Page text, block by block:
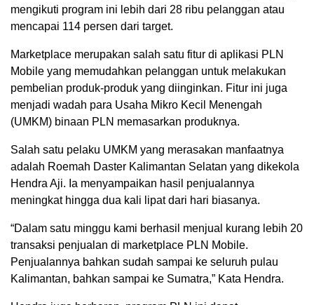
mengikuti program ini lebih dari 28 ribu pelanggan atau
mencapai 114 persen dari target.
Marketplace merupakan salah satu fitur di aplikasi PLN
Mobile yang memudahkan pelanggan untuk melakukan
pembelian produk-produk yang diinginkan. Fitur ini juga
menjadi wadah para Usaha Mikro Kecil Menengah
(UMKM) binaan PLN memasarkan produknya.
Salah satu pelaku UMKM yang merasakan manfaatnya
adalah Roemah Daster Kalimantan Selatan yang dikekola
Hendra Aji. Ia menyampaikan hasil penjualannya
meningkat hingga dua kali lipat dari hari biasanya.
“Dalam satu minggu kami berhasil menjual kurang lebih 20
transaksi penjualan di marketplace PLN Mobile.
Penjualannya bahkan sudah sampai ke seluruh pulau
Kalimantan, bahkan sampai ke Sumatra,” Kata Hendra.